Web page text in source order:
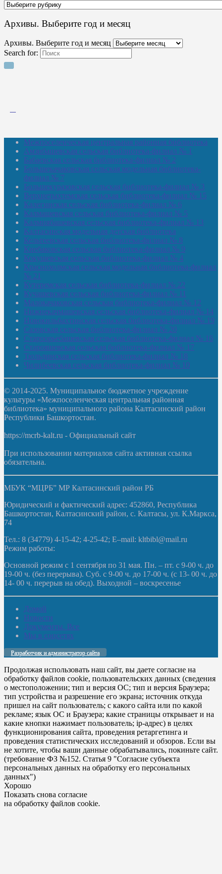
Архивы. Выберите год и месяц
Архивы. Выберите год и месяц
Search for:
Межпоселенческая центральная районная библиотека
Амзибашевская сельская библиотека-филиал № 1
Бабаевская сельская библиотека-филиал № 2
Большекачаковская сельская модельная библиотека-
филиал № 7
Большекуразовская сельская библиотека-филиал № 3
Верхнетыхтемская сельская библиотека-филиал № 15
Калегинская сельская библиотека-филиал № 6
Калмашевская сельская библиотека-филиал № 5
Калмиябашевская сельская библиотека-филиал № 13
Калтасинская модельная детская библиотека
Кельтеевская сельская библиотека-филиал № 8
Киебаковская сельская библиотека-филиал № 9
Кокушевская сельская библиотека-филиал № 4
Краснохолмская сельская модельная библиотека-филиал
№ 21
Кутеремская сельская библиотека-филиал № 22
Кучашевская сельская библиотека-филиал № 11
Малокачаковская сельская библиотека-филиал № 12
Нижнекачмашевская сельская библиотека-филиал № 14
Новокильбахтинская сельская библиотека-филиал № 19
Сазовская сельская библиотека-филиал № 20
Староорьебашевская сельская библиотека-филиал № 16
Старояшевская сельская библиотека-филиал № 17
Тюльдинская сельская библиотека-филиал № 18
Чилибеевская сельская библиотека-филиал № 10
© 2014-2025. Муниципальное бюджетное учреждение
культуры «Межпоселенческая центральная районная
библиотека» муниципального района Калтасинский район
Республики Башкортостан.
https://mcrb-kalt.ru - Официальный сайт
При использовании материалов сайта активная ссылка
обязательна.
МБУК “МЦРБ” МР Калтасинский район РБ
Юридический и фактический адрес: 452860, Республика
Башкортостан, Калтасинский район, с. Калтасы, ул. К.Маркса,
74
Тел.: 8 (34779) 4-15-42; 4-25-42; E–mail: kltbibl@mail.ru
Режим работы:
Основной режим с 1 сентября по 31 мая. Пн. – пт. с 9-00 ч. до
19-00 ч. (без перерыва). Суб. с 9-00 ч. до 17-00 ч. (с 13- 00 ч. до
14- 00 ч. перерыв на обед). Выходной – воскресенье
Домой
Новости
Документы. Все
Мы в соцсетях
Разработчик и администратор сайта
Продолжая использовать наш сайт, вы даете согласие на
обработку файлов cookie, пользовательских данных (сведения
о местоположении; тип и версия ОС; тип и версия Браузера;
тип устройства и разрешение его экрана; источник откуда
пришел на сайт пользователь; с какого сайта или по какой
рекламе; язык ОС и Браузера; какие страницы открывает и на
какие кнопки нажимает пользователь; ip-адрес) в целях
функционирования сайта, проведения ретаргетинга и
проведения статистических исследований и обзоров. Если вы
не хотите, чтобы ваши данные обрабатывались, покиньте сайт.
(требование ФЗ №152. Статья 9 "Согласие субъекта
персональных данных на обработку его персональных
данных")
Хорошо
Показать снова согласие
на обработку файлов cookie.